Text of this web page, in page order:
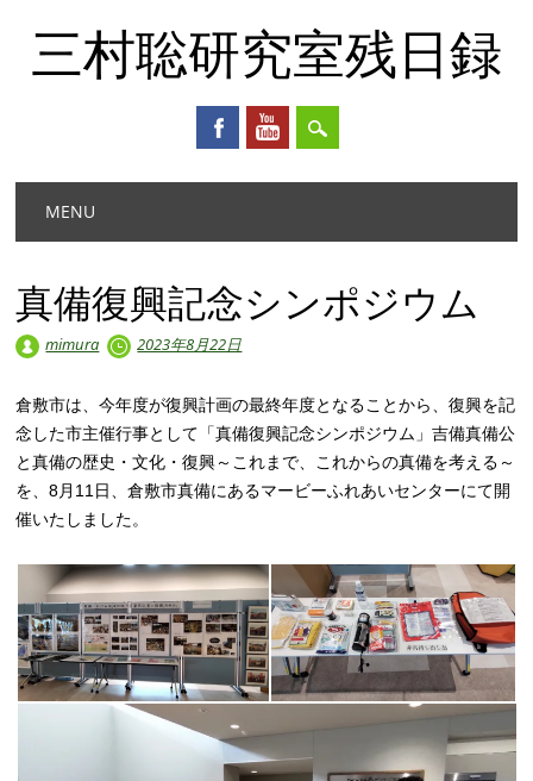
三村聡研究室残日録
Main menu
MENU
真備復興記念シンポジウム
mimura 2023年8月22日
倉敷市は、今年度が復興計画の最終年度となることから、復興を記
念した市主催行事として「真備復興記念シンポジウム」吉備真備公
と真備の歴史・文化・復興～これまで、これからの真備を考える～
を、8月11日、倉敷市真備にあるマービーふれあいセンターにて開
催いたしました。